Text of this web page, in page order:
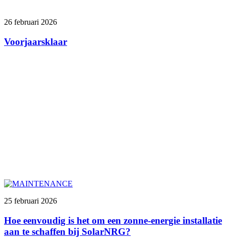
26 februari 2026
Voorjaarsklaar
25 februari 2026
Hoe eenvoudig is het om een zonne-energie installatie
aan te schaffen bij SolarNRG?